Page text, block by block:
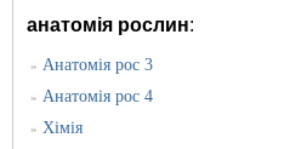
анатомія рослин:
» Анатомія рос 3
» Анатомія рос 4
» Хімія